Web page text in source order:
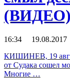
(ВИДЕО)
16:34 19.08.2017
КИШИНЕВ, 19 авг
от Судака сошел
Многие …